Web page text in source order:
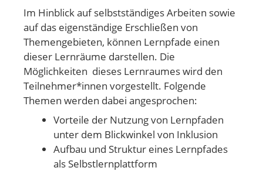
Im Hinblick auf selbstständiges Arbeiten sowie
auf das eigenständige Erschließen von
Themengebieten, können Lernpfade einen
dieser Lernräume darstellen. Die
Möglichkeiten dieses Lernraumes wird den
Teilnehmer*innen vorgestellt. Folgende
Themen werden dabei angesprochen:
Vorteile der Nutzung von Lernpfaden
unter dem Blickwinkel von Inklusion
Aufbau und Struktur eines Lernpfades
als Selbstlernplattform